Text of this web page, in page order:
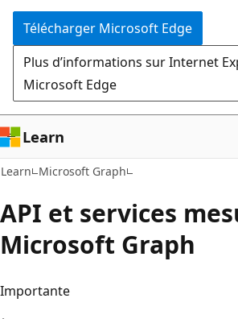
Télécharger Microsoft Edge
Plus d’informations sur Internet
Microsoft Edge
Learn
Learn Microsoft Graph
API et services
Microsoft Graph
Importante